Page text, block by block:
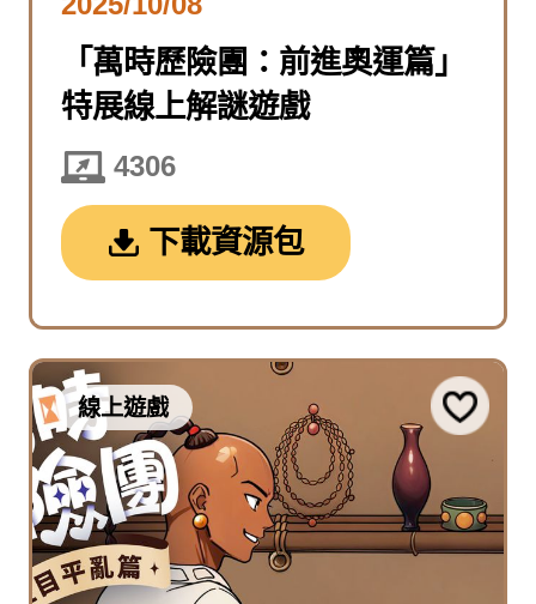
「萬時歷險團：前進奧運篇」
特展線上解謎遊戲
4306
下載資源包
線上遊戲